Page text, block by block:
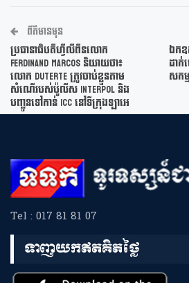
ព័ត៌មានមុន
ប្រធានាធិបតីហ្វីលីពីនលោក
Ferdinand Marcos និយាយថា៖
លោក Duterte ត្រូវចាប់ខ្លួនតាម
សំណើរបស់ប៉ូលីស Interpol និង
បញ្ជូនទៅកាន់ ICC នៅទីក្រុងឡាអេ
ឯកឧ
ដាក់
សកម្
Tel : 017 81 81 07
ទាញយកឥតគិតថ្លៃ